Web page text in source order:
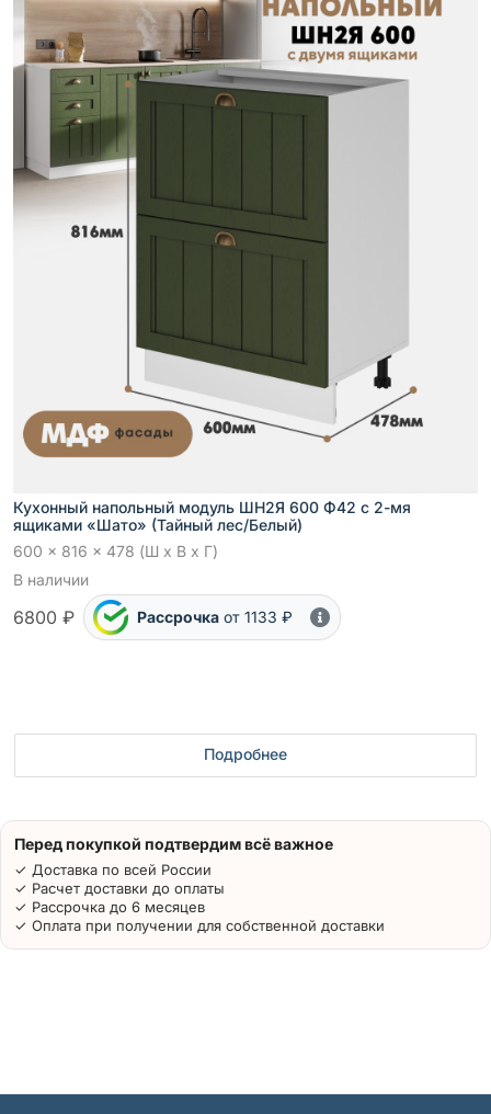
Кухонный напольный модуль ШН2Я 600 Ф42 с 2-мя
ящиками «Шато» (Тайный лес/Белый)
600 x 816 x 478 (Ш x В x Г)
В наличии
6800 ₽ Рассрочка от 1133 ₽
Подробнее
Перед покупкой подтвердим всё важное
✓ Доставка по всей России
✓ Расчет доставки до оплаты
✓ Рассрочка до 6 месяцев
✓ Оплата при получении для собственной доставки